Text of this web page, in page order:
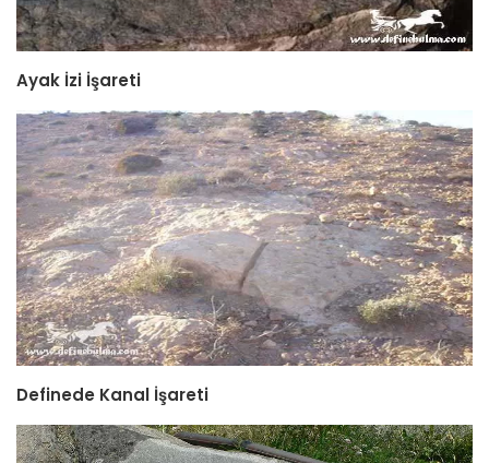
Ayak İzi İşareti
Definede Kanal İşareti